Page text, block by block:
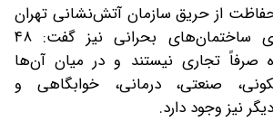
از حریق سازمان آتش‌نشانی تهران
درباره ترکیب کاربری ساختمان‌های بحرانی نیز گفت: ۴۸
صرفاً تجاری نیستند و در میان آن‌ها
صنعتی، درمانی، خوابگاهی و
نیز وجود دارد.